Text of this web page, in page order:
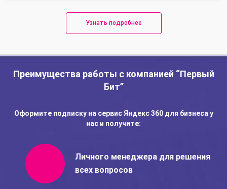
Узнать подробнее
Преимущества работы с компанией “Первый
Бит”
Оформите подписку на сервис Яндекс 360 для бизнеса у
нас и получите:
Личного менеджера для решения
всех вопросов